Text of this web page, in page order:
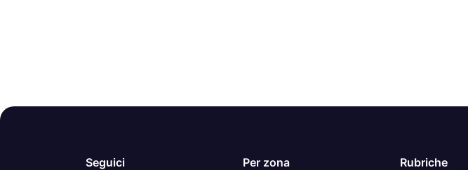
Seguici Per zona Rubriche